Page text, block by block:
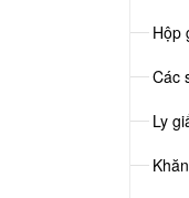
Hộp
Các
Ly